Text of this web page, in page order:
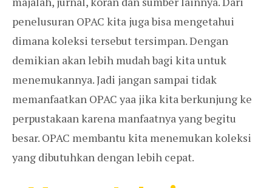
penelusuran OPAC kita juga bisa mengetahui
dimana koleksi tersebut tersimpan. Dengan
demikian akan lebih mudah bagi kita untuk
menemukannya. Jadi jangan sampai tidak
memanfaatkan OPAC yaa jika kita berkunjung ke
perpustakaan karena manfaatnya yang begitu
besar. OPAC membantu kita menemukan koleksi
yang dibutuhkan dengan lebih cepat.